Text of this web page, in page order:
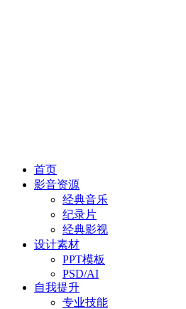
首页
影音资源
经典音乐
纪录片
经典影视
设计素材
PPT模板
PSD/AI
自我提升
专业技能